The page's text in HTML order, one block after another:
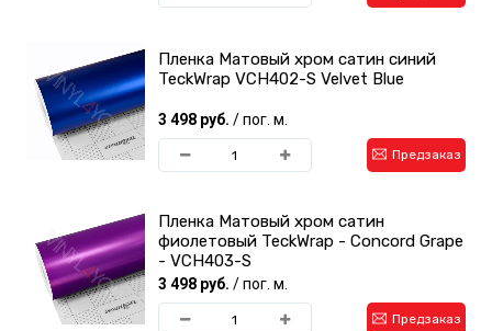
Пленка Матовый хром сатин синий
TeckWrap VCH402-S Velvet Blue
3 498 руб. / пог. м.
Предзаказ
Пленка Матовый хром сатин
фиолетовый TeckWrap - Concord Grape
- VCH403-S
3 498 руб. / пог. м.
Предзаказ